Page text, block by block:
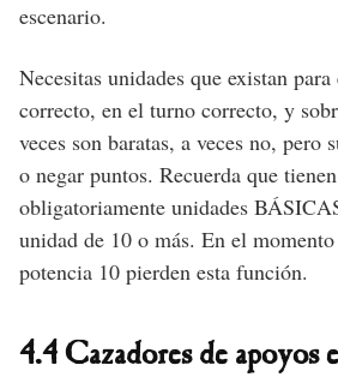
escenario.
Necesitas unidades que existan
correcto, en el turno correcto, y
veces son baratas, a veces no, pero
o negar puntos. Recuerda que
obligatoriamente unidades
unidad de 10 o más. En el
potencia 10 pierden esta función.
4.4 Cazadores de apoyos